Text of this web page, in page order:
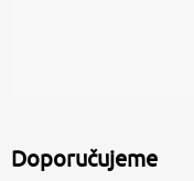
Doporučujeme